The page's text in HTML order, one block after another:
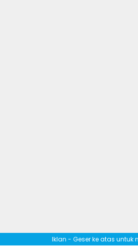
Iklan - Geser ke atas untuk